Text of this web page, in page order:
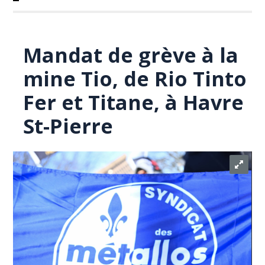
Mandat de grève à la
mine Tio, de Rio Tinto
Fer et Titane, à Havre
St-Pierre